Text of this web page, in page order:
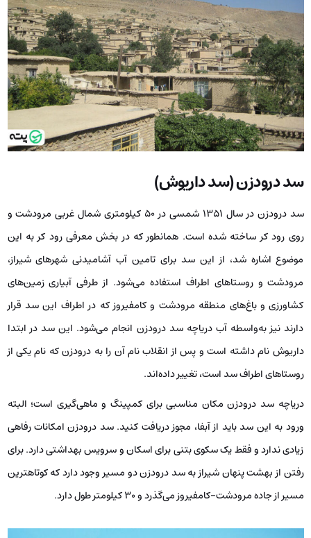
سد درودزن (سد داریوش)
سد درودزن در سال 1351 شمسی در 50 کیلومتری شمال غربی مرودشت و
روی رود کر ساخته شده است. همانطور که در بخش معرفی رود کر به این
موضوع اشاره شد، از این سد برای تامین آب آشامیدنی شهرهای شیراز،
مرودشت و روستاهای اطراف استفاده می‌شود. از طرفی آبیاری زمین‌های
کشاورزی و باغ‌های منطقه مرودشت و کامفیروز که در اطراف این سد قرار
دارند نیز به‌واسطه آب دریاچه سد درودزن انجام می‌شود. این سد در ابتدا
داریوش نام داشته است و پس از انقلاب نام آن را به درودزن که نام یکی از
روستاهای اطراف سد است، تغییر داده‌اند.
دریاچه سد درودزن مکان مناسبی برای کمپینگ و ماهی‌گیری است؛ البته
ورود به این سد باید از آبفا، مجوز دریافت کنید. سد درودزن امکانات رفاهی
زیادی ندارد و فقط یک سکوی بتنی برای اسکان و سرویس بهداشتی دارد. برای
رفتن از بهشت پنهان شیراز به سد درودزن دو مسیر وجود دارد که کوتاهترین
مسیر از جاده مرودشت-کامفیروز می‌گذرد و 30 کیلومتر طول دارد.